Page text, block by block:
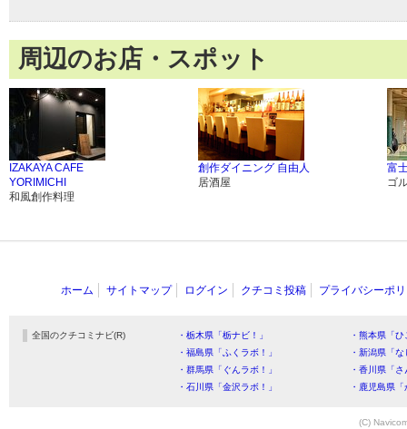
周辺のお店・スポット
IZAKAYA CAFE
YORIMICHI
和風創作料理
創作ダイニング 自由人
居酒屋
富
ゴ
ホーム サイトマップ ログイン クチコミ投稿 プライバシーポ
全国のクチコミナビ(R) ・栃木県「栃ナビ！」
・熊本県「
・福島県「ふくラボ！」
・新潟県「
・群馬県「ぐんラボ！」
・香川県「
・石川県「金沢ラボ！」
・鹿児島県
(C)